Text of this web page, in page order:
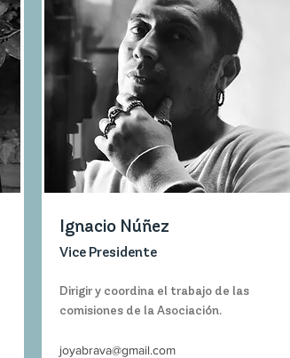
Ignacio Núñez
Vice Presidente
Dirigir y coordina el trabajo de las
comisiones de la Asociación.
joyabrava@gmail.com